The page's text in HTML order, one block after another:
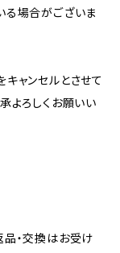
る場合がございま
ャンセルとさせて
よろしくお願いい
品・交換はお受け